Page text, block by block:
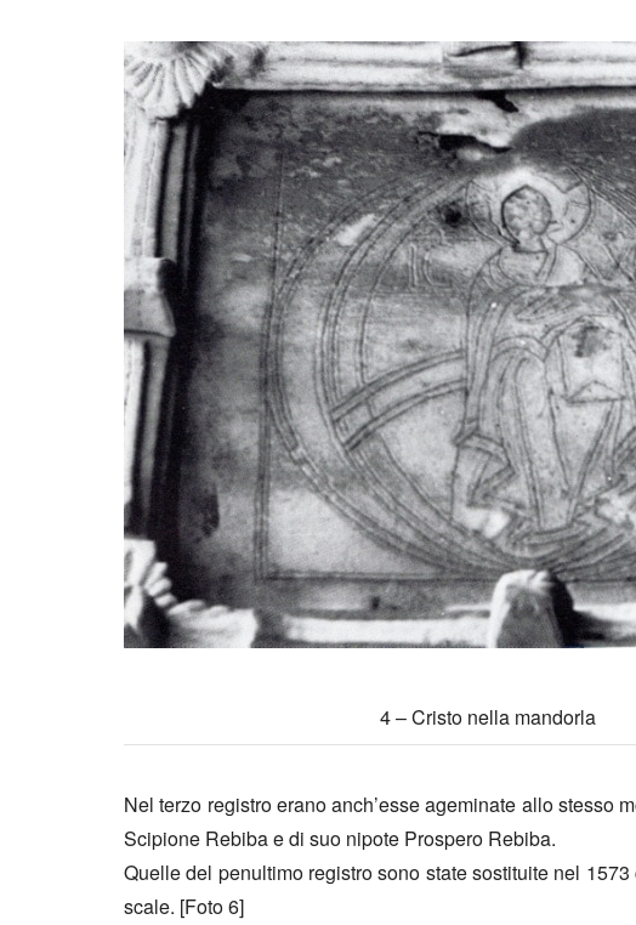
4 – Cristo nella mandorla
Nel terzo registro erano anch’esse ageminate allo stesso
Scipione Rebiba e di suo nipote Prospero Rebiba.
Quelle del penultimo registro sono state sostituite nel
scale. [Foto 6]